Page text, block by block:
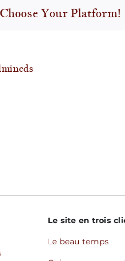
voeux
Your Platform!
Le site en trois
Le beau temps